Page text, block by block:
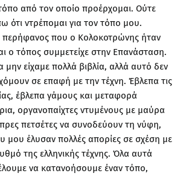
από τον οποίο προέρχομαι. Ούτε
ότι ντρέπομαι για τον τόπο μου.
περήφανος που ο Κολοκοτρώνης ήταν
ο τόπος συμμετείχε στην Επανάσταση.
μην είχαμε πολλά βιβλία, αλλά αυτό δεν
σε επαφή με την τέχνη. Έβλεπα τις
έβλεπα γάμους και μεταφορά
οργανοπαίχτες ντυμένους με μαύρα
πετσέτες να συνοδεύουν τη νύφη,
μου έλυσαν πολλές απορίες σε σχέση με
της ελληνικής τέχνης. Όλα αυτά
να κατανοήσουμε έναν τόπο,